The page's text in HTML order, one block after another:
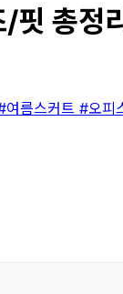
총정
여름스커트 #오피